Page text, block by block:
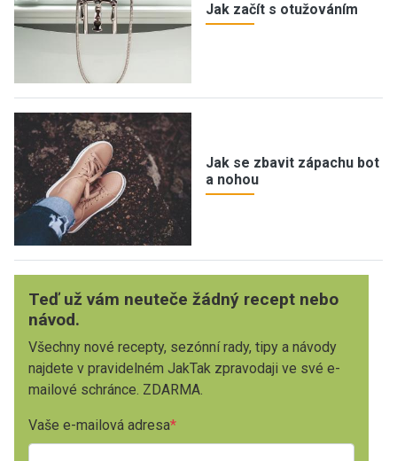
Jak začít s otužováním
Jak se zbavit zápachu bot
a nohou
Teď už vám neuteče žádný recept nebo
návod.
Všechny nové recepty, sezónní rady, tipy a návody
najdete v pravidelném JakTak zpravodaji ve své e-
mailové schránce. ZDARMA.
Vaše e-mailová adresa